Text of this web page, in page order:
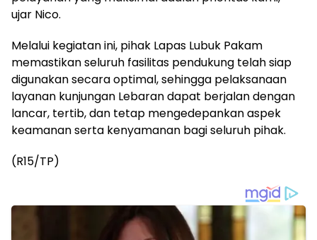
ujar Nico.
Melalui kegiatan ini, pihak Lapas Lubuk Pakam
memastikan seluruh fasilitas pendukung telah siap
digunakan secara optimal, sehingga pelaksanaan
layanan kunjungan Lebaran dapat berjalan dengan
lancar, tertib, dan tetap mengedepankan aspek
keamanan serta kenyamanan bagi seluruh pihak.
(R15/TP)